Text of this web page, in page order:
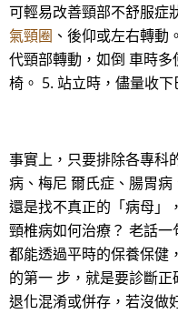
可輕易改善頸部不舒服症
氣頸圈 、後仰或左右轉動
代頸部轉動，如倒 車時
椅。 5. 站立時，儘量收
事實上，只要排除各專科
病、梅尼 爾氏症、腸胃
還是找不真正的「病母」
頸椎病如何治療？ 老話
都能透過平時的保養保健
的第一 步，就是要診斷正
退化混淆或併存，若沒做